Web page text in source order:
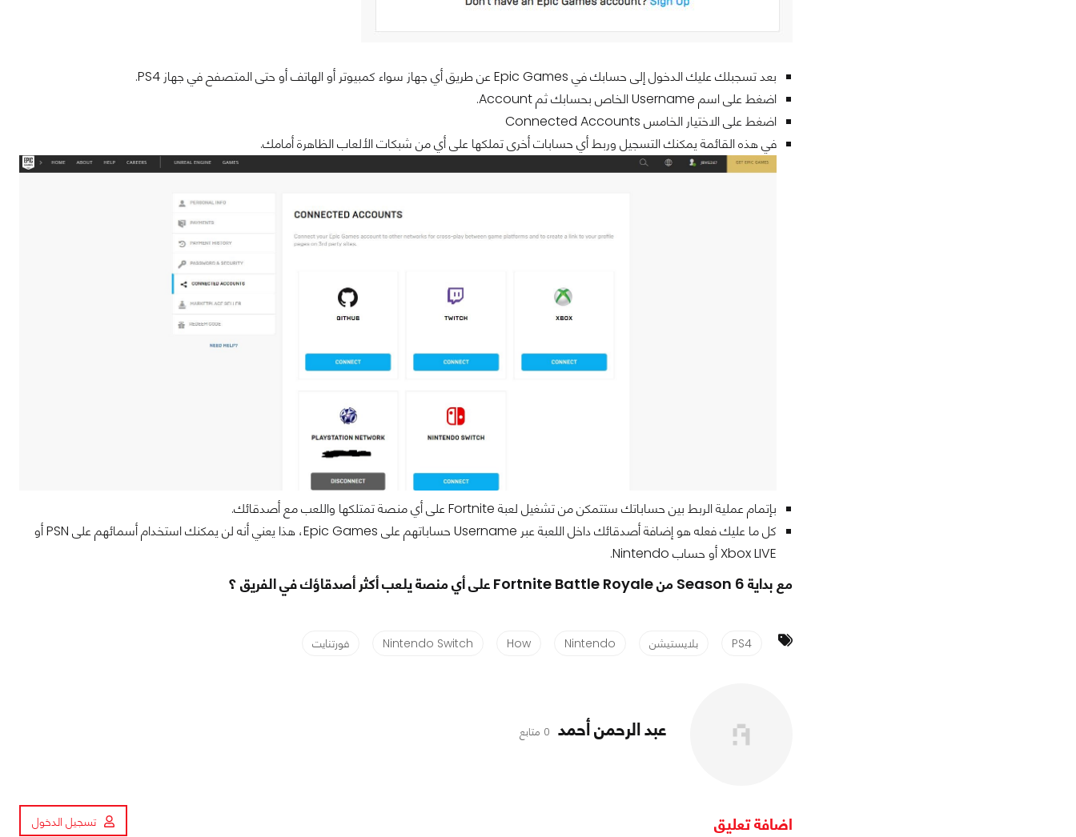
بعد تسجبلك عليك الدخول إلى حسابك في Epic Games عن طريق أي جهاز سواء كمبيوتر أو الهاتف أو حتى المتصفح في جهاز PS4.
اضغط على اسم Username الخاص بحسابك ثم Account.
اضغط على الاختيار الخامس Connected Accounts
في هذه القائمة يمكنك التسجيل وربط أي حسابات أخرى تملكها على أي من شبكات الألعاب الظاهرة أمامك.
بإتمام عملية الربط بين حساباتك ستتمكن من تشغيل لعبة Fortnite على أي منصة تمتلكها واللعب مع أصدقائك.
كل ما عليك فعله هو إضافة أصدقائك داخل اللعبة عبر Username حساباتهم على Epic Games، هذا يعني أنه لن يمكنك استخدام أسمائهم على PSN أو
Xbox LIVE أو حساب Nintendo.
مع بداية Season 6 من Fortnite Battle Royale على أي منصة يلعب أكثر أصدقاؤك في الفريق ؟
PS4 بلايستيشن Nintendo
How
Nintendo Switch فورتنايت
عبد الرحمن أحمد 0 متابع
اضافة تعليق تسجيل الدخول